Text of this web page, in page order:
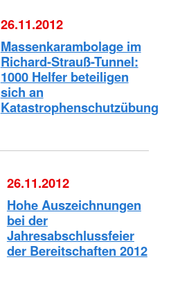
26.11.2012
Massenkarambolage im
Richard-Strauß-Tunnel:
1000 Helfer beteiligen
sich an
Katastrophenschutzübung
26.11.2012
Hohe Auszeichnungen
bei der
Jahresabschlussfeier
der Bereitschaften 2012